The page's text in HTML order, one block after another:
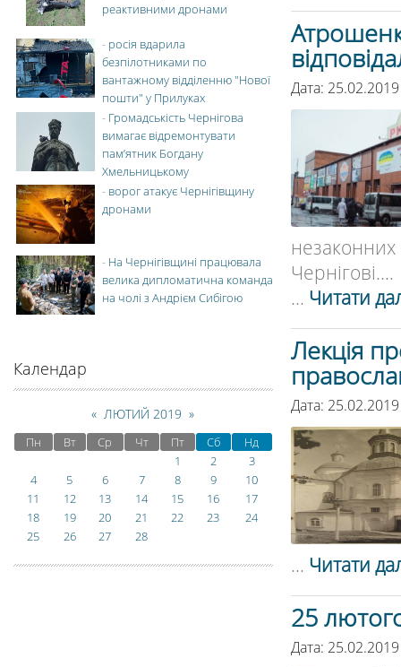
Дата:
Чернігові....
... Читати
Лекція
Дата:
... Читати
25
Дата:
реактивними дронами
- росія вдарила
безпілотниками по
вантажному відділенню "Нової
пошти" у Прилуках
- Громадськість Чернігова
вимагає відремонтувати
пам’ятник Богдану
Хмельницькому
- ворог атакує Чернігівщину
дронами
- На Чернігівщині працювала
велика дипломатична команда
на чолі з Андрієм Сибігою
Календар
« ЛЮТИЙ 2019 »
Пн Вт Ср Чт Пт Сб
Нд
1
2
3
4
5 6 7 8 9
10
11
12 13 14 15 16
17
18
19 20 21 22 23
24
25
26 27 28